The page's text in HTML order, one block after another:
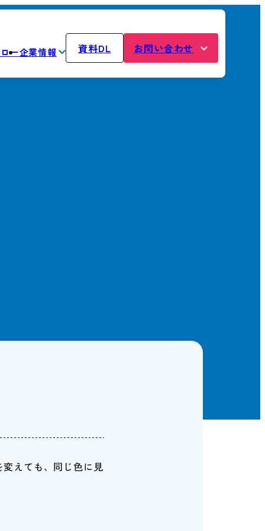
資料DL お問い合わせ
ー企業情報
えても、同じ色に見